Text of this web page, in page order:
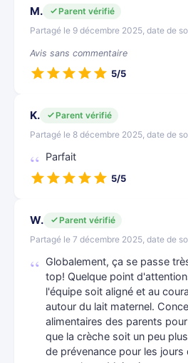
M.
Parent vérifié
Partagé le 9 décembre 2025, date de
Avis sans commentaire
5/5
K.
Parent vérifié
Partagé le 8 décembre 2025, date de
Parfait
5/5
W.
Parent vérifié
Partagé le 7 décembre 2025, date de
Globalement, ça se passe
top! Quelque point
l'équipe soit aligné et au
autour du lait maternel.
alimentaires des parents
que la crèche soit un peu
de prévenance pour les